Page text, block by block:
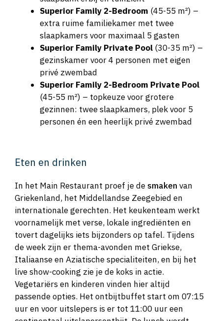
Superior Family 2-Bedroom (45-55 m²) –
extra ruime familiekamer met twee
slaapkamers voor maximaal 5 gasten
Superior Family Private Pool (30-35 m²) –
gezinskamer voor 4 personen met eigen
privé zwembad
Superior Family 2-Bedroom Private Pool
(45-55 m²) – topkeuze voor grotere
gezinnen: twee slaapkamers, plek voor 5
personen én een heerlijk privé zwembad
Eten en drinken
In het Main Restaurant proef je de smaken van
Griekenland, het Middellandse Zeegebied en
internationale gerechten. Het keukenteam werkt
voornamelijk met verse, lokale ingrediënten en
tovert dagelijks iets bijzonders op tafel. Tijdens
de week zijn er thema-avonden met Griekse,
Italiaanse en Aziatische specialiteiten, en bij het
live show-cooking zie je de koks in actie.
Vegetariërs en kinderen vinden hier altijd
passende opties. Het ontbijtbuffet start om 07:15
uur en voor uitslepers is er tot 11:00 uur een